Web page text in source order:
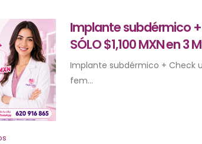
Implante subdérmico
SÓLO $1,100 MXN en 3
Implante subdérmico + Check
fem...